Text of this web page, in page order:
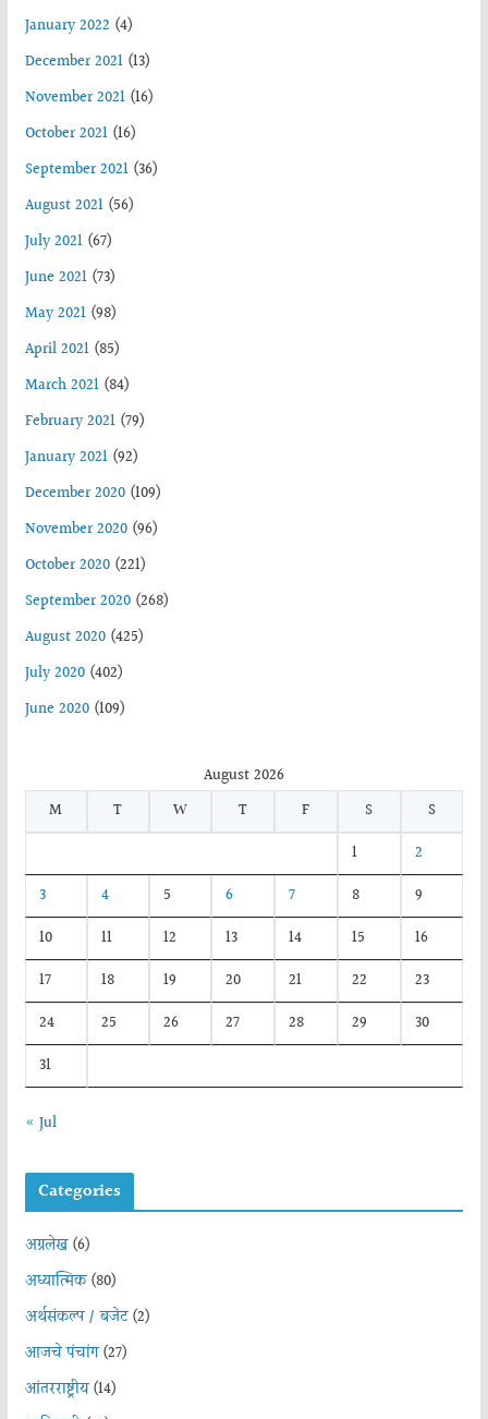
January 2022 (4)
December 2021(13)
November 2021(16)
October 2021(16)
September 2021(36)
August 2021(56)
July 2021(67)
June 2021(73)
May 2021(98)
April 2021(85)
March 2021(84)
February 2021(79)
January 2021(92)
December 2020(109)
November 2020(96)
October 2020(221)
September 2020(268)
August 2020(425)
July 2020(402)
June 2020(109)
August 2026
M
T W T F S
S
1
2
3
4 5 6 7 8
9
10
11 12 13 14 15
16
17
18 19 20 21 22
23
24
25 26 27 28 29
30
31
« Jul
Categories
अग्रलेख(6)
अध्यात्मिक(80)
अर्थसंकल्प / बजेट(2)
आजचे पंचांग(27)
आंतरराष्ट्रीय(14)